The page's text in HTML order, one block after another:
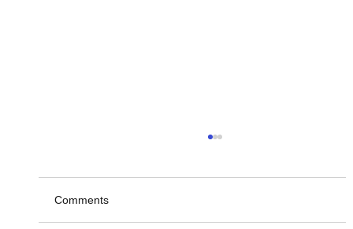
"Σύμβασης Εργασίας Ορισμένου Χρόνου"
Η Δημοτική Κοινωφελής Επιχείρηση Νισύρου
Comments